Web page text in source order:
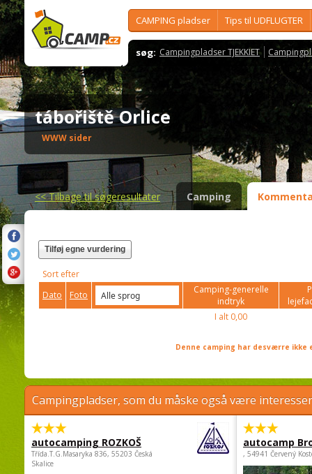
CAMPING pladser Tips til UDFLUGTER
søg: Campingpladser TJEKKIET
tábořiště Orlice
WWW sider
<<Tilbage til søgeresultater Camping
Tilføj egne vurdering
Sort efter
Dato
Foto
Camping-generelle
indtryk
I alt 0,00
Denne camping har desværre
Campingpladser, som du måske også være
autocamping ROZKOŠ
Třída.T.G.Masaryka 836, 55203 Česká
Skalice
autocamp
, 54941 Červený